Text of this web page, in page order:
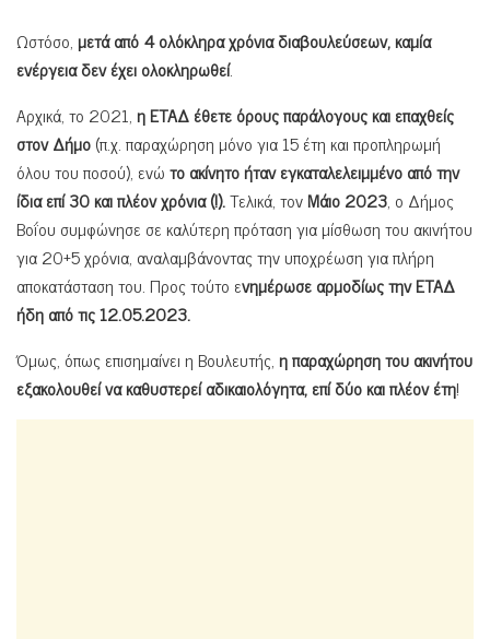
Ωστόσο, μετά από 4 ολόκληρα χρόνια διαβουλεύσεων, καμία
ενέργεια δεν έχει ολοκληρωθεί.
Αρχικά, το 2021, η ΕΤΑΔ έθετε όρους παράλογους και επαχθείς
στον Δήμο(π.χ. παραχώρηση μόνο για 15 έτη και προπληρωμή
όλου του ποσού), ενώτο ακίνητο ήταν εγκαταλελειμμένο από την
ίδια επί 30 και πλέον χρόνια (!).Τελικά, τονΜάιο 2023, ο Δήμος
Βοΐου συμφώνησε σε καλύτερη πρόταση για μίσθωση του ακινήτου
για 20+5 χρόνια, αναλαμβάνοντας την υποχρέωση για πλήρη
αποκατάσταση του. Προς τούτο ενημέρωσε αρμοδίως την ΕΤΑΔ
ήδη από τις12.05.2023.
Όμως, όπως επισημαίνει η Βουλευτής, η παραχώρηση του ακινήτου
εξακολουθεί να καθυστερεί αδικαιολόγητα, επί δύο και πλέον έτη!